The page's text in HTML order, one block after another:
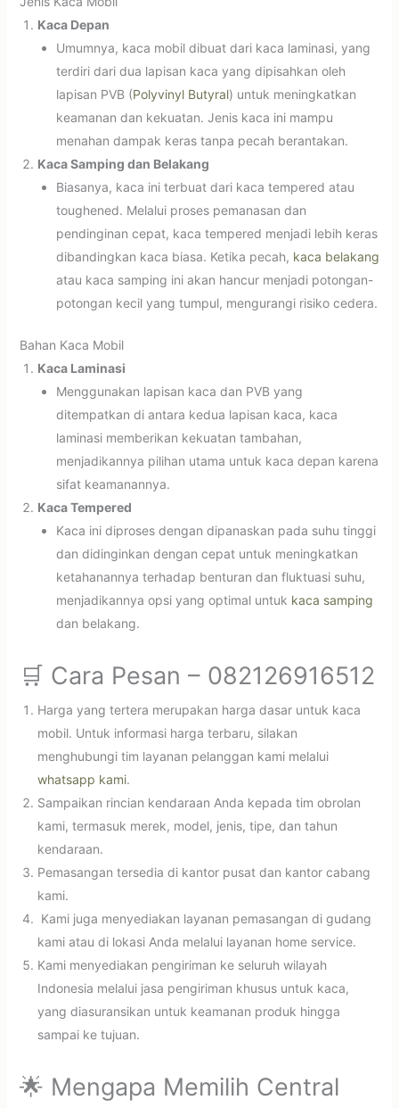
Kaca Depan
Umumnya, kaca mobil dibuat dari kaca laminasi, yang
terdiri dari dua lapisan kaca yang dipisahkan oleh
lapisan PVB (Polyvinyl Butyral) untuk meningkatkan
keamanan dan kekuatan. Jenis kaca ini mampu
menahan dampak keras tanpa pecah berantakan.
Kaca Samping dan Belakang
Biasanya, kaca ini terbuat dari kaca tempered atau
toughened. Melalui proses pemanasan dan
pendinginan cepat, kaca tempered menjadi lebih keras
dibandingkan kaca biasa. Ketika pecah, kaca belakang
atau kaca samping ini akan hancur menjadi potongan-
potongan kecil yang tumpul, mengurangi risiko cedera.
Bahan Kaca Mobil
Kaca Laminasi
Menggunakan lapisan kaca dan PVB yang
ditempatkan di antara kedua lapisan kaca, kaca
laminasi memberikan kekuatan tambahan,
menjadikannya pilihan utama untuk kaca depan karena
sifat keamanannya.
Kaca Tempered
Kaca ini diproses dengan dipanaskan pada suhu tinggi
dan didinginkan dengan cepat untuk meningkatkan
ketahanannya terhadap benturan dan fluktuasi suhu,
menjadikannya opsi yang optimal untuk kaca samping
dan belakang.
🛒 Cara Pesan – 082126916512
Harga yang tertera merupakan harga dasar untuk kaca
mobil. Untuk informasi harga terbaru, silakan
menghubungi tim layanan pelanggan kami melalui
whatsapp kami.
Sampaikan rincian kendaraan Anda kepada tim obrolan
kami, termasuk merek, model, jenis, tipe, dan tahun
kendaraan.
Pemasangan tersedia di kantor pusat dan kantor cabang
kami.
Kami juga menyediakan layanan pemasangan di gudang
kami atau di lokasi Anda melalui layanan home service.
Kami menyediakan pengiriman ke seluruh wilayah
Indonesia melalui jasa pengiriman khusus untuk kaca,
yang diasuransikan untuk keamanan produk hingga
sampai ke tujuan.
🌟 Mengapa Memilih Central